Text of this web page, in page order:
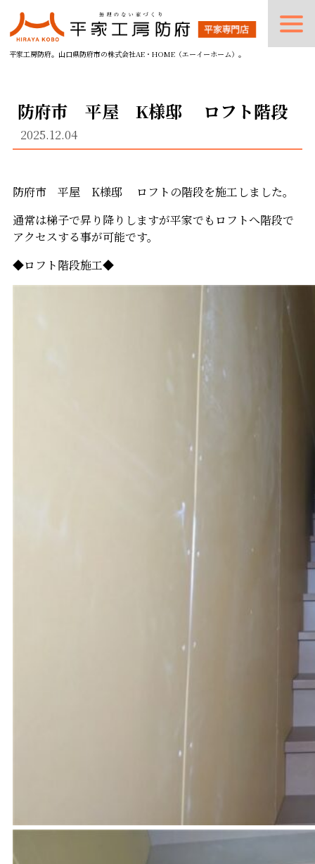
平家工房防府。山口県防府市の株式会社AE・HOME（エーイーホーム）。
防府市 平屋 K様邸 ロフト階段
2025.12.04
防府市 平屋 K様邸 ロフトの階段を施工しました。
通常は梯子で昇り降りしますが平家でもロフトへ階段で
アクセスする事が可能です。
◆ロフト階段施工◆